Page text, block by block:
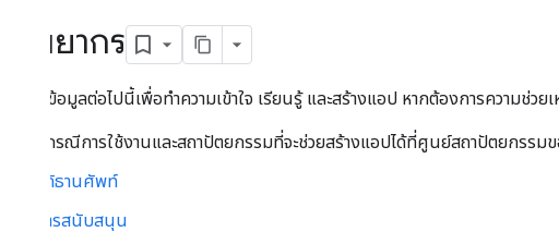
ทรัพยากร
ใช้แหล่งข้อมูลต่อไปนี้เพื่อทำความเข้าใจ เรียนรู้ และสร้างแอป หากต้องการความช่ว
ดูกรณีการใช้งานและสถาปัตยกรรมที่จะช่วยสร้างแอปได้ที่ศูนย์สถาปัตยกรรม
อภิธานศัพท์
การสนับสนุน